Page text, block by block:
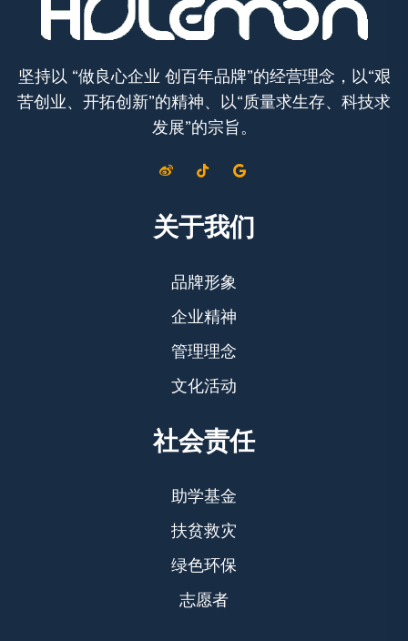
坚持以 “做良心企业 创百年品牌”的经营理念，以“艰
苦创业、开拓创新”的精神、以“质量求生存、科技求
发展”的宗旨。
关于我们
品牌形象
企业精神
管理理念
文化活动
社会责任
助学基金
扶贫救灾
绿色环保
志愿者